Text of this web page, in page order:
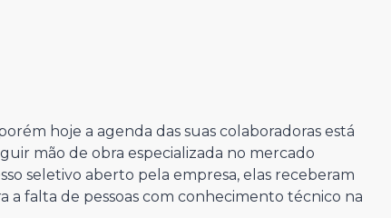
hoje a agenda das suas colaboradoras está
mão de obra especializada no mercado
seletivo aberto pela empresa, elas receberam
a falta de pessoas com conhecimento técnico na